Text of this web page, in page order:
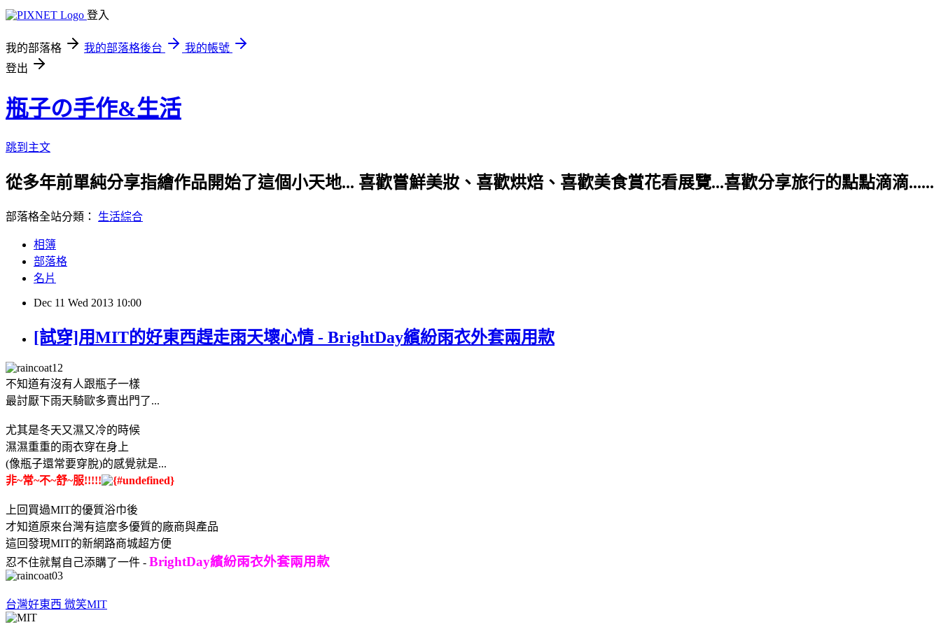
登入
我的部落格 我的部落格後台
我的帳號
登出
瓶子の手作&生活
跳到主文
從多年前單純分享指繪作品開始了這個小天地... 喜歡嘗鮮美妝、喜歡烘焙、喜歡美食賞花看展覽...喜歡分享旅行的點點滴滴......
部落格全站分類： 生活綜合
相簿
部落格
名片
Dec 11 Wed 2013 10:00
[試穿]用MIT的好東西趕走雨天壞心情 - BrightDay繽紛雨衣外套兩用款
不知道有沒有人跟瓶子一樣
最討厭下雨天騎歐多賣出門了...
尤其是冬天又濕又冷的時候
濕濕重重的雨衣穿在身上
(像瓶子還常要穿脫)的感覺就是...
非~常~不~舒~服!!!!!
上回買過MIT的優質浴巾後
才知道原來台灣有這麼多優質的廠商與產品
這回發現MIT的新網路商城超方便
忍不住就幫自己添購了一件 - BrightDay繽紛雨衣外套兩用款
台灣好東西 微笑MIT